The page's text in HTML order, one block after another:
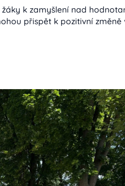
k zamyšlení nad
přispět k pozitivní změně